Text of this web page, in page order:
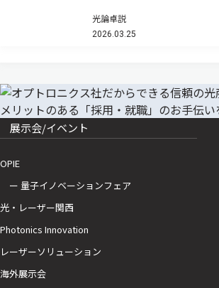
and Exhibition）が開幕する。
感を失っていた同…
光論卓説
2026.03.25
展示会/イベント
OPIE
ー 量子イノベーションフェア
光・レーザー関西
Photonics Innovation
レーザーソリューション
海外展示会